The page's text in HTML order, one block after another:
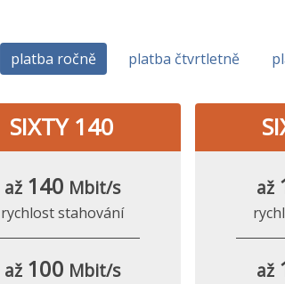
platba ročně platba čtvrtletně
SIXTY 140
až 140 Mbit/s
rychlost stahování
až 100 Mbit/s
až
až